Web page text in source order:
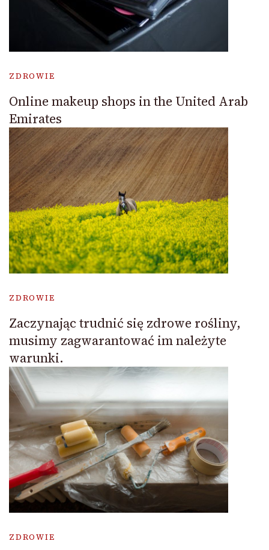
ZDROWIE
Online makeup shops in the United Arab
Emirates
ZDROWIE
Zaczynając trudnić się zdrowe rośliny,
musimy zagwarantować im należyte
warunki.
ZDROWIE